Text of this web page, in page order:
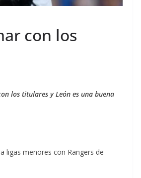
con los
los titulares y León es una buena
ligas menores con Rangers de